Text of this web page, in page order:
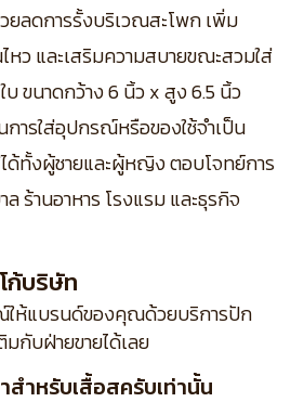
ยลดการรั้งบริเวณสะโพก เพิ่ม
หว และเสริมความสบายขณะสวมใส่
บ ขนาดกว้าง 6 นิ้ว x สูง 6.5 นิ้ว
การใส่อุปกรณ์หรือของใช้จำเป็น
ได้ทั้งผู้ชายและผู้หญิง ตอบโจทย์การ
ล ร้านอาหาร โรงแรม และธุรกิจ
ก้บริษัท
ให้แบรนด์ของคุณด้วยบริการปัก
กับฝ่ายขายได้เลย
สำหรับเสื้อสครับเท่านั้น